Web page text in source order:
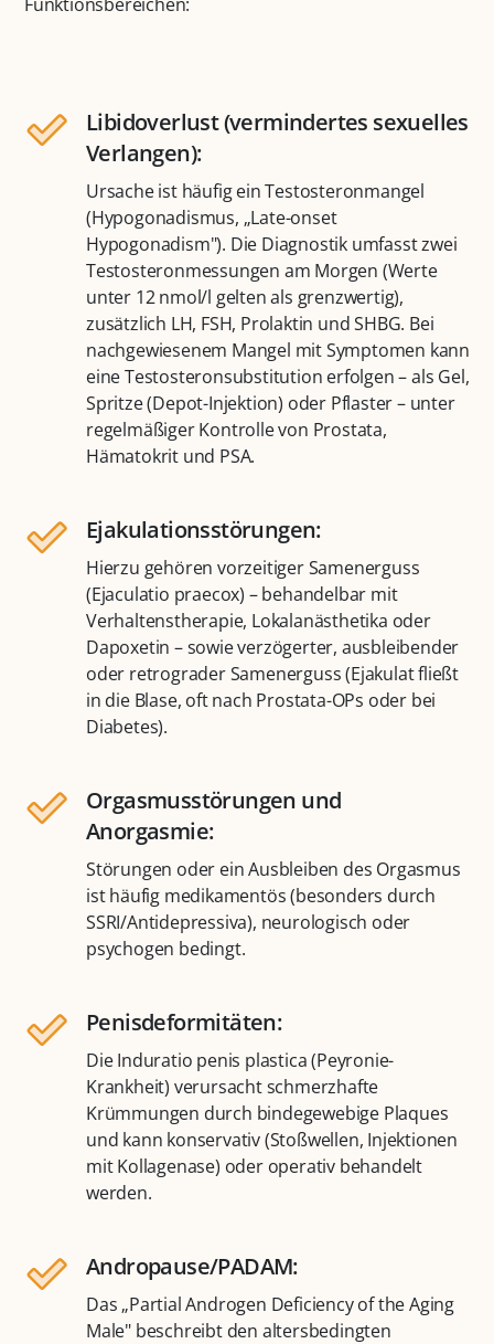
Libidoverlust (vermindertes sexuelles
Verlangen):
Ursache ist häufig ein Testosteronmangel
(Hypogonadismus, „Late-onset
Hypogonadism"). Die Diagnostik umfasst zwei
Testosteronmessungen am Morgen (Werte
unter 12 nmol/l gelten als grenzwertig),
zusätzlich LH, FSH, Prolaktin und SHBG. Bei
nachgewiesenem Mangel mit Symptomen kann
eine Testosteronsubstitution erfolgen – als Gel,
Spritze (Depot-Injektion) oder Pflaster – unter
regelmäßiger Kontrolle von Prostata,
Hämatokrit und PSA.
Ejakulationsstörungen:
Hierzu gehören vorzeitiger Samenerguss
(Ejaculatio praecox) – behandelbar mit
Verhaltenstherapie, Lokalanästhetika oder
Dapoxetin – sowie verzögerter, ausbleibender
oder retrograder Samenerguss (Ejakulat fließt
in die Blase, oft nach Prostata-OPs oder bei
Diabetes).
Orgasmusstörungen und
Anorgasmie:
Störungen oder ein Ausbleiben des Orgasmus
ist häufig medikamentös (besonders durch
SSRI/Antidepressiva), neurologisch oder
psychogen bedingt.
Penisdeformitäten:
Die Induratio penis plastica (Peyronie-
Krankheit) verursacht schmerzhafte
Krümmungen durch bindegewebige Plaques
und kann konservativ (Stoßwellen, Injektionen
mit Kollagenase) oder operativ behandelt
werden.
Andropause/PADAM:
Das „Partial Androgen Deficiency of the Aging
Male" beschreibt den altersbedingten